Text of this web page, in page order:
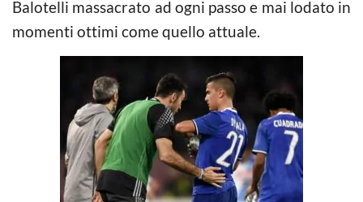
Balotelli massacrato ad ogni passo e mai lodato in
momenti ottimi come quello attuale.